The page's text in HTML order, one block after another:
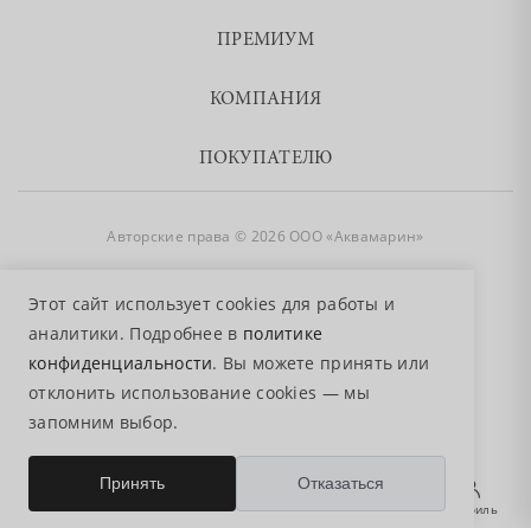
Этот сайт использует cookies для работы и
аналитики. Подробнее в политике
конфиденциальности. Вы можете принять или
отклонить использование cookies — мы
запомним выбор.
Принять Отказаться
Главная Избранное Поиск
0
Корзина Профиль
ПРЕМИУМ
КОМПАНИЯ
ПОКУПАТЕЛЮ
Авторские права © 2026 ООО «Аквамарин»